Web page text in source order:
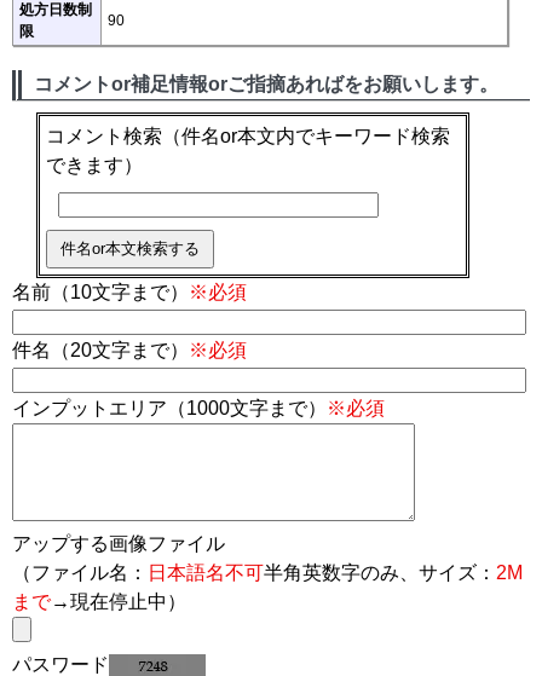
処方日数制
限
90
コメントor補足情報orご指摘あればをお願いします。
コメント検索 （件名or本文内でキーワード検索
できます）
名前（10文字まで） ※必須
件名（20文字まで） ※必須
インプットエリア（1000文字まで） ※必須
アップする画像ファイル
（ファイル名： 日本語名不可半角英数字のみ、サイズ： 2M
まで→現在停止中）
パスワード